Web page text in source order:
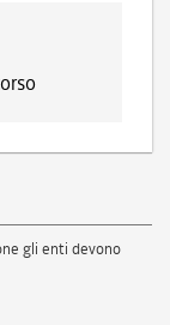
gli enti devono